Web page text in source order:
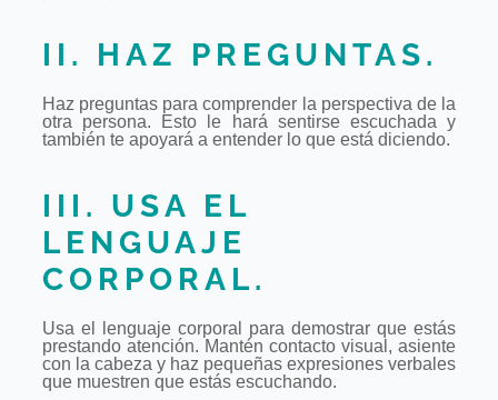
II. HAZ PREGUNTAS.
Haz preguntas para comprender la perspectiva de la
otra persona. Esto le
hará sentirse escuchada y
también te apoyará a entender lo que está diciendo.
III. USA EL
LENGUAJE
CORPORAL.
Usa el lenguaje corporal para demostrar que estás
prestando atención. Mantén contacto visual, asiente
con la cabeza y haz pequeñas expresiones verbales
que muestren que estás escuchando.